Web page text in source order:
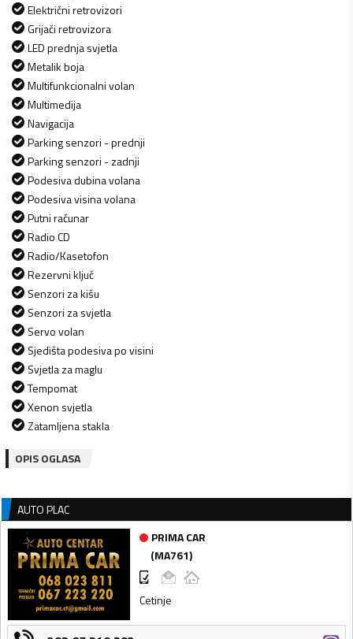
Električni retrovizori
Grijači retrovizora
LED prednja svjetla
Metalik boja
Multifunkcionalni volan
Multimedija
Navigacija
Parking senzori - prednji
Parking senzori - zadnji
Podesiva dubina volana
Podesiva visina volana
Putni računar
Radio CD
Radio/Kasetofon
Rezervni ključ
Senzori za kišu
Senzori za svjetla
Servo volan
Sjedišta podesiva po visini
Svjetla za maglu
Tempomat
Xenon svjetla
Zatamljena stakla
OPIS OGLASA
AUTO PLAC
PRIMA CAR
(MA761)
Cetinje